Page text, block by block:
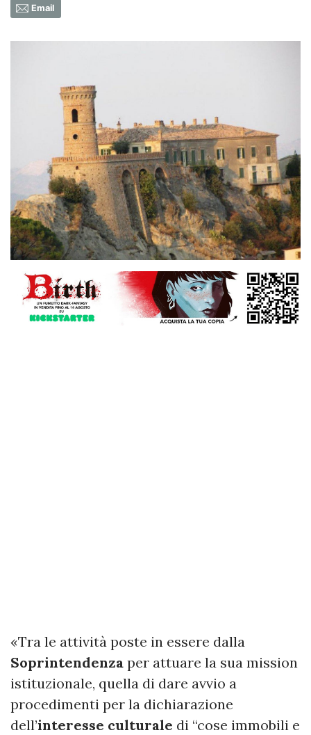
Email
«Tra le attività poste in essere dalla
Soprintendenza per attuare la sua mission
istituzionale, quella di dare avvio a
procedimenti per la dichiarazione
dell’interesse culturale di “cose immobili e